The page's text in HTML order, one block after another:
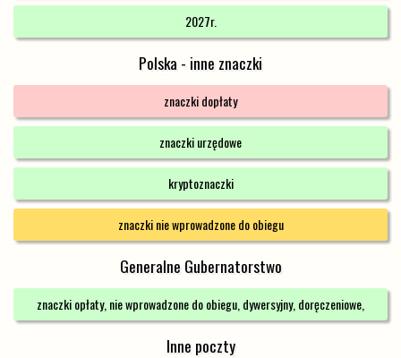
2027r.
Polska - inne znaczki
znaczki dopłaty
znaczki urzędowe
kryptoznaczki
znaczki nie wprowadzone do obiegu
Generalne Gubernatorstwo
znaczki opłaty, nie wprowadzone do obiegu, dywersyjny, doręczeniowe,
Inne poczty